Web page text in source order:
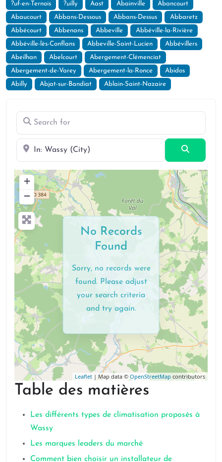
Search for
Near
+
−
Leaflet | Map data © OpenStreetMap contributors
No Records
Found
Sorry, no records were
found. Please adjust
your search criteria
and try again.
Table des matières
Les différents types de climatisation proposés à
Wassy
Les marques leaders du marché
Comment bien choisir un installateur de
?uf-en-Ternois ?uilly Aast Abainville Abancourt
Abaucourt Abbans-Dessous Abbans-Dessus Abbaretz
Abbécourt Abbenans Abbeville Abbéville-la-Rivière
Abbéville-lès-Conflans Abbeville-Saint-Lucien Abbévillers
Abeilhan Abelcourt Abergement-Clémenciat
Abergement-de-Varey Abergement-la-Ronce Abidos
Abilly Abjat-sur-Bandiat Ablain-Saint-Nazaire